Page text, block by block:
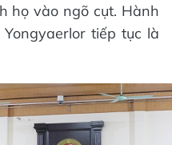
họ vào ngõ cụt. Hành
tiếp tục là